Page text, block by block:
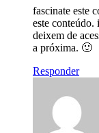
fascinate este
este conteúdo.
deixem de
a próxima. 🙂
Responder